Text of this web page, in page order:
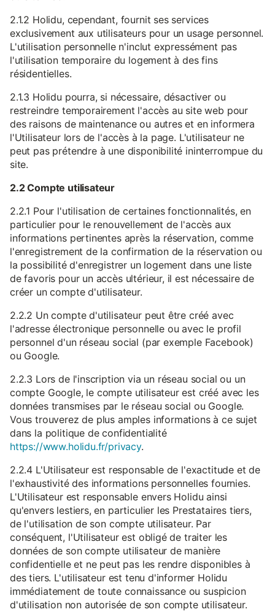
2.1.2 Holidu, cependant, fournit ses services
exclusivement aux utilisateurs pour un usage personnel.
L'utilisation personnelle n'inclut expressément pas
l'utilisation temporaire du logement à des fins
résidentielles.
2.1.3 Holidu pourra, si nécessaire, désactiver ou
restreindre temporairement l'accès au site web pour
des raisons de maintenance ou autres et en informera
l'Utilisateur lors de l'accès à la page. L'utilisateur ne
peut pas prétendre à une disponibilité ininterrompue du
site.
2.2 Compte utilisateur
2.2.1 Pour l'utilisation de certaines fonctionnalités, en
particulier pour le renouvellement de l'accès aux
informations pertinentes après la réservation, comme
l'enregistrement de la confirmation de la réservation ou
la possibilité d'enregistrer un logement dans une liste
de favoris pour un accès ultérieur, il est nécessaire de
créer un compte d'utilisateur.
2.2.2 Un compte d'utilisateur peut être créé avec
l'adresse électronique personnelle ou avec le profil
personnel d'un réseau social (par exemple Facebook)
ou Google.
2.2.3 Lors de l'inscription via un réseau social ou un
compte Google, le compte utilisateur est créé avec les
données transmises par le réseau social ou Google.
Vous trouverez de plus amples informations à ce sujet
dans la politique de confidentialité
https://www.holidu.fr/privacy.
2.2.4 L'Utilisateur est responsable de l'exactitude et de
l'exhaustivité des informations personnelles fournies.
L'Utilisateur est responsable envers Holidu ainsi
qu'envers lestiers, en particulier les Prestataires tiers,
de l'utilisation de son compte utilisateur. Par
conséquent, l'Utilisateur est obligé de traiter les
données de son compte utilisateur de manière
confidentielle et ne peut pas les rendre disponibles à
des tiers. L'utilisateur est tenu d'informer Holidu
immédiatement de toute connaissance ou suspicion
d'utilisation non autorisée de son compte utilisateur.